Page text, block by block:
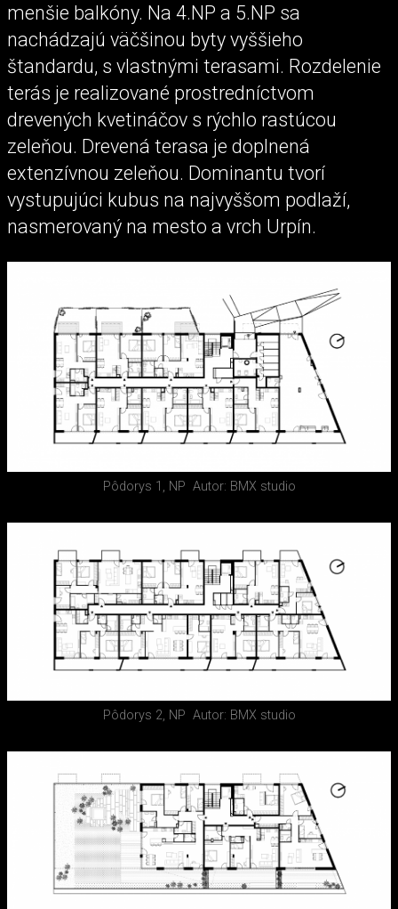
menšie balkóny. Na 4.NP a 5.NP sa
nachádzajú väčšinou byty vyššieho
štandardu, s vlastnými terasami. Rozdelenie
terás je realizované prostredníctvom
drevených kvetináčov s rýchlo rastúcou
zeleňou. Drevená terasa je doplnená
extenzívnou zeleňou. Dominantu tvorí
vystupujúci kubus na najvyššom podlaží,
nasmerovaný na mesto a vrch Urpín.
Pôdorys 1, NP Autor: BMX studio
Pôdorys 2, NP Autor: BMX studio